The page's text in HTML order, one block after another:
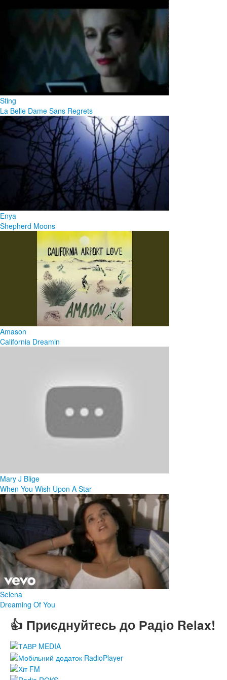
Sting
La Belle Dame Sans Regrets
Enya
Shepherd Moons
Amason
California Dreamin
Mary J Blige
When You Wish Upon A Star
Selena
Dreaming Of You
👍 Приєднуйтесь до Радіо Relax!